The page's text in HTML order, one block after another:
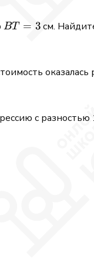
BT
BT = 3см.
с разностью